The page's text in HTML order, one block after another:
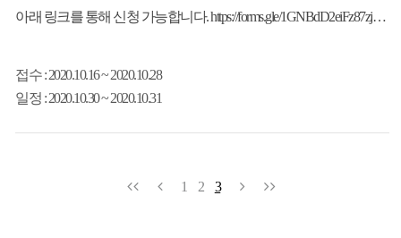
아래 링크를 통해 신청 가능합니다. https://forms.gle/1GNBdD2eiFz87zjW9
접수: 2020.10.16 ~ 2020.10.28
일정 : 2020.10.30 ~ 2020.10.31
1 2 3